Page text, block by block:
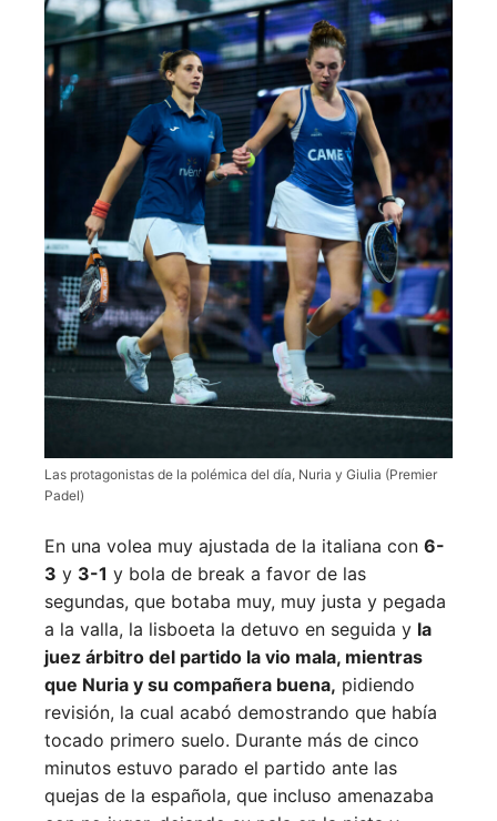
Las protagonistas de la polémica del día, Nuria y Giulia (Premier
Padel)
En una volea muy ajustada de la italiana con 6-
3 y 3-1 y bola de break a favor de las
segundas, que botaba muy, muy justa y pegada
a la valla, la lisboeta la detuvo en seguida y la
juez árbitro del partido la vio mala, mientras
que Nuria y su compañera buena, pidiendo
revisión, la cual acabó demostrando que había
tocado primero suelo. Durante más de cinco
minutos estuvo parado el partido ante las
quejas de la española, que incluso amenazaba